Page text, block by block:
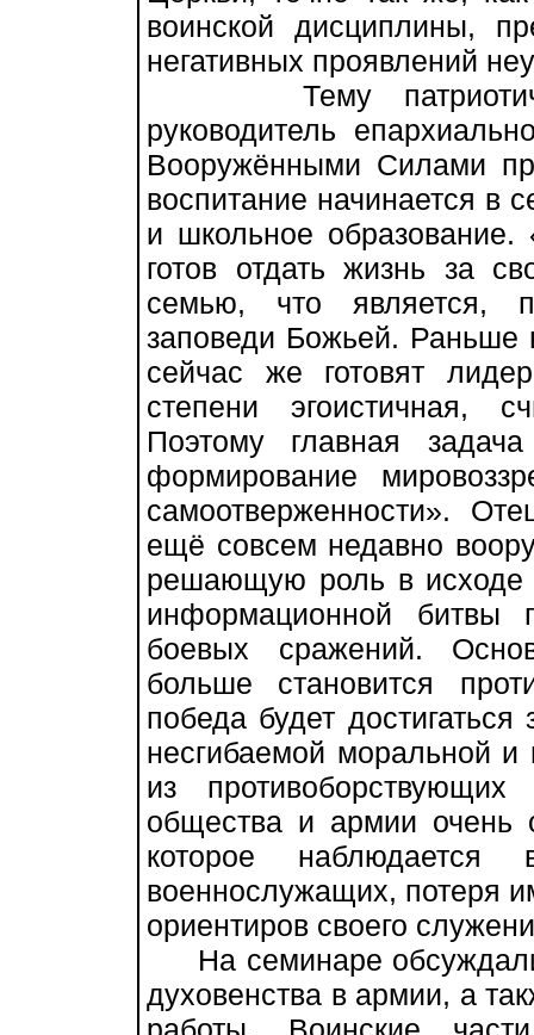
воинской дисциплины,
негативных проявлений
Тему
руководитель
Вооружёнными Силами
воспитание начинается в
и школьное образование.
готов отдать жизнь за
семью, что является,
заповеди Божьей. Раньше
сейчас же готовят
степени эгоистичная,
Поэтому главная
формирование
самоотверженности».
ещё совсем недавно
решающую роль в исходе
информационной битвы
боевых сражений.
больше становится
победа будет достигаться
несгибаемой моральной и
из
общества и армии очень
которое
военнослужащих, потеря
ориентиров своего
На семинаре
духовенства в армии, а